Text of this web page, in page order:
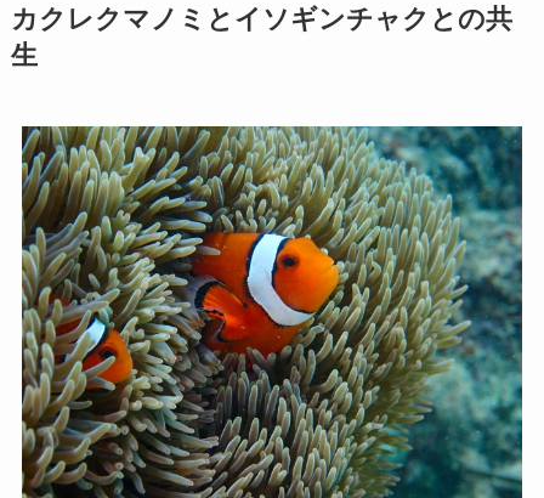
カクレクマノミとイソギンチャクとの共
生